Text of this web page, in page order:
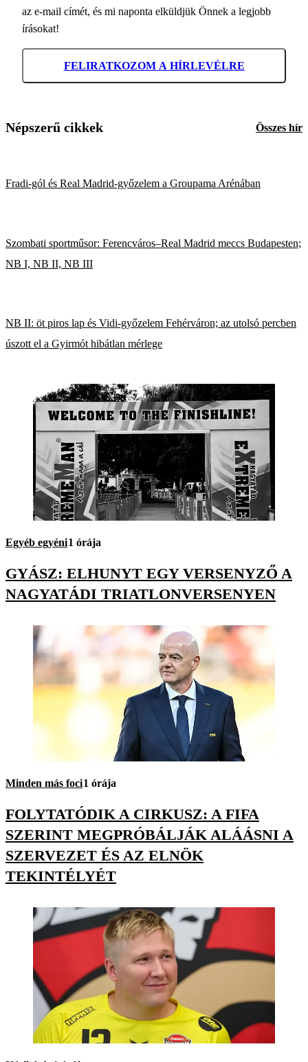
az e-mail címét, és mi naponta elküldjük Önnek a legjobb
írásokat!
FELIRATKOZOM A HÍRLEVÉLRE
Népszerű cikkek Összes hír
Fradi-gól és Real Madrid-győzelem a Groupama Arénában
Szombati sportműsor: Ferencváros–Real Madrid meccs Budapesten;
NB I, NB II, NB III
NB II: öt piros lap és Vidi-győzelem Fehérváron; az utolsó percben
úszott el a Gyirmót hibátlan mérlege
Egyéb egyéni1 órája
GYÁSZ: ELHUNYT EGY VERSENYZŐ A
NAGYATÁDI TRIATLONVERSENYEN
Minden más foci1 órája
FOLYTATÓDIK A CIRKUSZ: A FIFA
SZERINT MEGPRÓBÁLJÁK ALÁÁSNI A
SZERVEZET ÉS AZ ELNÖK
TEKINTÉLYÉT